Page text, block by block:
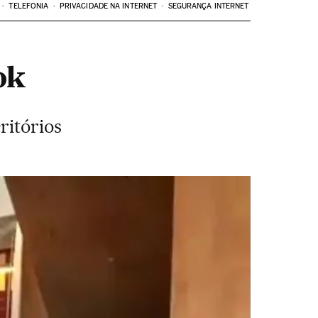
TELEFONIA PRIVACIDADE NA INTERNET SEGURANÇA INTERNET